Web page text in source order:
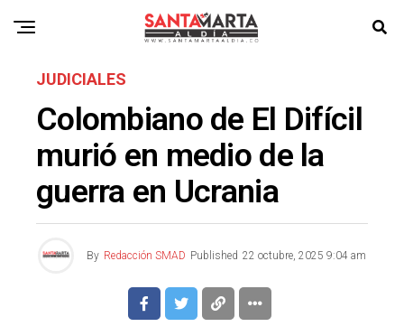
JUDICIALES
Colombiano de El Difícil
murió en medio de la
guerra en Ucrania
By Redacción SMAD Published 22 octubre, 2025 9:04 am